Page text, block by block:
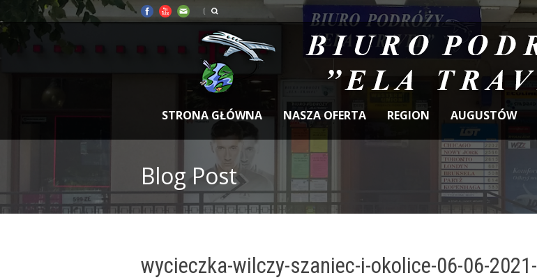
STRONA GŁÓWNA NASZA OFERTA REGION AUGUSTÓW
Blog Post
wycieczka-wilczy-szaniec-i-okolice-06-06-2021-